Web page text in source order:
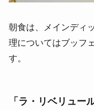
朝食は、メインディ
理についてはブッフ
す。
「ラ・リベリュー